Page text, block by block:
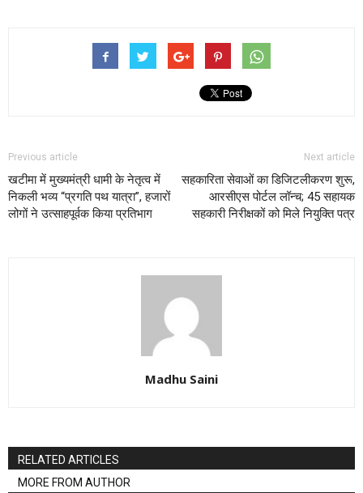
Previous article
खटीमा में मुख्यमंत्री धामी के नेतृत्व में
निकली भव्य “प्रगति पथ यात्रा”, हजारों
लोगों ने उत्साहपूर्वक किया प्रतिभाग
Next article
सहकारिता सेवाओं का डिजिटलीकरण शुरू,
आरसीएस पोर्टल लॉन्च; 45 सहायक
सहकारी निरीक्षकों को मिले नियुक्ति पत्र
Madhu Saini
RELATED ARTICLES
MORE FROM AUTHOR